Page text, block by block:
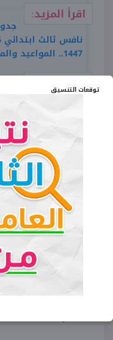
توقعات التنسيق
اقرأ المزيد:
1447.. المواعيد والمواد
اقرأ المزيد:
اقرأ المزيد:
الاختبارات
تقويم
الرقمية،
البرمجيات،
السيبراني،
المهام الأدائية